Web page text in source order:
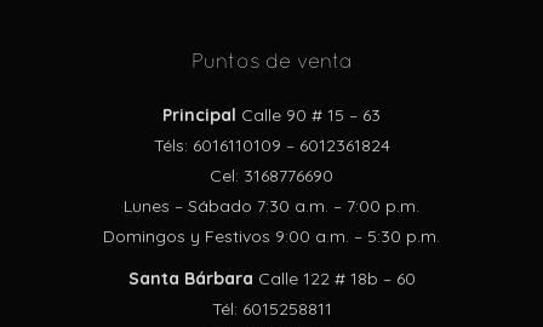
Puntos de venta
Principal Calle 90 # 15 – 63
Téls: 6016110109 – 6012361824
Cel: 3168776690
Lunes – Sábado 7:30 a.m. – 7:00 p.m.
Domingos y Festivos 9:00 a.m. – 5:30 p.m.
Santa Bárbara Calle 122 # 18b – 60
Tél: 6015258811